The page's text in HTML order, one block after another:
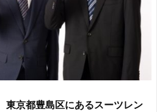
東京都豊島区にあるスーツレン